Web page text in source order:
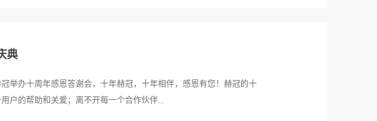
与之前的数值作比较，若数值变化过大，请联系售后服务工程师。
谱仪电源，打开电脑，等待仪器右上角“STATUS”状态灯亮起；检查仪
角湿度指示灯亮起，应及时更换干燥剂； 仪器正常 需
除主机样品腔内所有卡具及样品，OPUS软件内点击 “测量”— “高级测
典
冠举办十周年感恩答谢会，十年赫冠，十年相伴，感恩有您！赫冠的十
户的帮助和关爱；离不开每一个合作伙伴...